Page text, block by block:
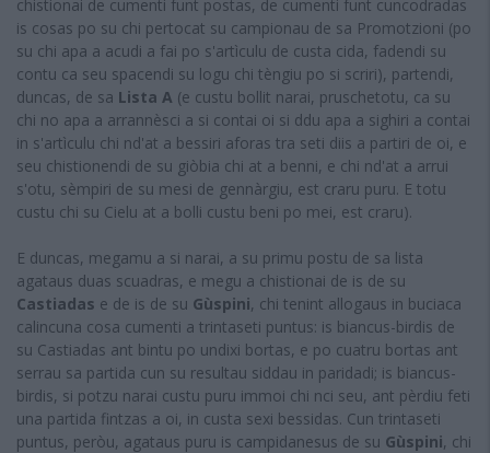
chistionai de cumenti funt postas, de cumenti funt cuncodradas
is cosas po su chi pertocat su campionau de sa Promotzioni (po
su chi apa a acudi a fai po s'artìculu de custa cida, fadendi su
contu ca seu spacendi su logu chi tèngiu po si scriri), partendi,
duncas, de sa Lista A (e custu bollit narai, pruschetotu, ca su
chi no apa a arrannèsci a si contai oi si ddu apa a sighiri a contai
in s'artìculu chi nd'at a bessiri aforas tra seti diis a partiri de oi, e
seu chistionendi de su giòbia chi at a benni, e chi nd'at a arrui
s'otu, sèmpiri de su mesi de gennàrgiu, est craru puru. E totu
custu chi su Cielu at a bolli custu beni po mei, est craru).
E duncas, megamu a si narai, a su primu postu de sa lista
agataus duas scuadras, e megu a chistionai de is de su
Castiadas e de is de su Gùspini, chi tenint allogaus in buciaca
calincuna cosa cumenti a trintaseti puntus: is biancus-birdis de
su Castiadas ant bintu po undixi bortas, e po cuatru bortas ant
serrau sa partida cun su resultau siddau in paridadi; is biancus-
birdis, si potzu narai custu puru immoi chi nci seu, ant pèrdiu feti
una partida fintzas a oi, in custa sexi bessidas. Cun trintaseti
puntus, peròu, agataus puru is campidanesus de su Gùspini, chi